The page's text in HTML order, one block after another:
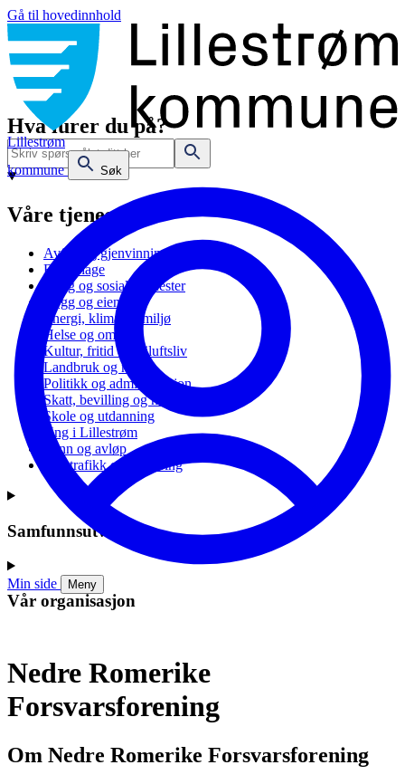
Gå til hovedinnhold
Lillestrøm
kommune
Søk
Min side Meny
Hva lurer du på?
Våre tjenester
Avfall og gjenvinning
Barnehage
Bolig og sosiale tjenester
Bygg og eiendom
Energi, klima og miljø
Helse og omsorg
Kultur, fritid og friluftsliv
Landbruk og natur
Politikk og administrasjon
Skatt, bevilling og næring
Skole og utdanning
Ung i Lillestrøm
Vann og avløp
Vei, trafikk og parkering
Samfunnsutvikling
Vår organisasjon
Nedre Romerike
Forsvarsforening
Om Nedre Romerike Forsvarsforening